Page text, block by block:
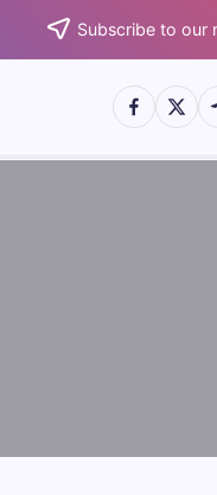
Subscribe to our
https://